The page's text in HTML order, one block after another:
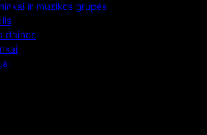
ir muzikos grupės
dainos